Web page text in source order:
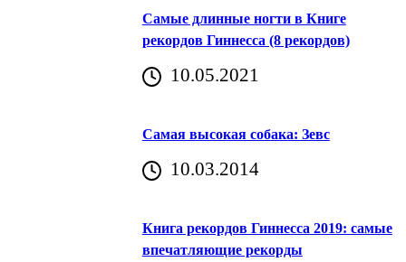
Самые длинные ногти в Книге
рекордов Гиннесса (8 рекордов)
10.05.2021
Самая высокая собака: Зевс
10.03.2014
Книга рекордов Гиннесса 2019: самые
впечатляющие рекорды